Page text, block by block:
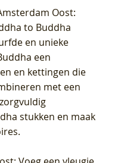
Oost:
to Buddha
en unieke
een
en kettingen die
met een
stukken en maak